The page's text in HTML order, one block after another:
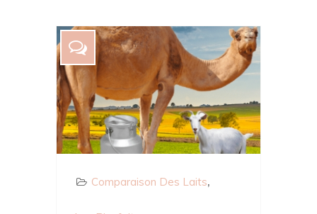
Comparaison Des Laits